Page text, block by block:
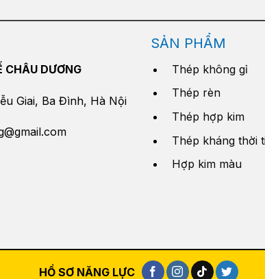
CHÂU DƯƠNG
Giai, Ba Đình, Hà Nội
SẢN PHẨM
Thép không gỉ
Thép rèn
Thép hợp kim
Thép kháng thời
Hợp kim màu
HỒ SƠ NĂNG LỰC